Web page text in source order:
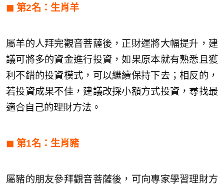
◼︎ 第2名：生肖羊
屬羊的人拜完觀音菩薩後，正財運將大幅提升，建
議可將多的資金進行投資，如果原本就有熟悉且獲
利不錯的投資模式，可以繼續保持下去；相反的，
若投資成果不佳，建議改採小額方式投資，尋找最
適合自己的理財方法。
◼︎ 第1名：生肖豬
屬豬的朋友參拜觀音菩薩後，可向專家學習理財方